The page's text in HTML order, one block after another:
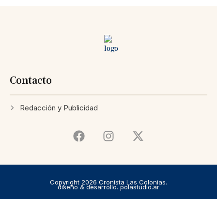
Contacto
Redacción y Publicidad
Copyright 2026 Cronista Las Colonias.
diseño & desarrollo. polastudio.ar